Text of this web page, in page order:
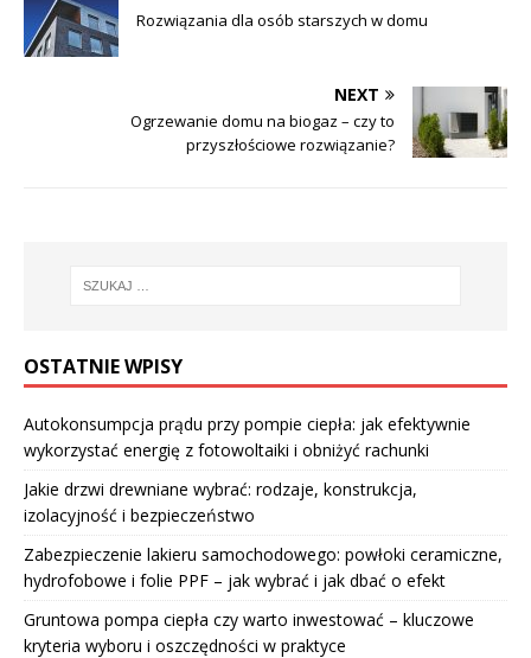
Rozwiązania dla osób starszych w domu
NEXT
Ogrzewanie domu na biogaz – czy to
przyszłościowe rozwiązanie?
OSTATNIE WPISY
Autokonsumpcja prądu przy pompie ciepła: jak efektywnie
wykorzystać energię z fotowoltaiki i obniżyć rachunki
Jakie drzwi drewniane wybrać: rodzaje, konstrukcja,
izolacyjność i bezpieczeństwo
Zabezpieczenie lakieru samochodowego: powłoki ceramiczne,
hydrofobowe i folie PPF – jak wybrać i jak dbać o efekt
Gruntowa pompa ciepła czy warto inwestować – kluczowe
kryteria wyboru i oszczędności w praktyce